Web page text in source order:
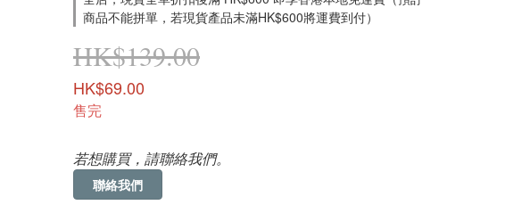
商品不能拼單，若現貨產品未滿HK$600將運費到付）
HK$139.00
HK$69.00
售完
若想購買，請聯絡我們。
聯絡我們